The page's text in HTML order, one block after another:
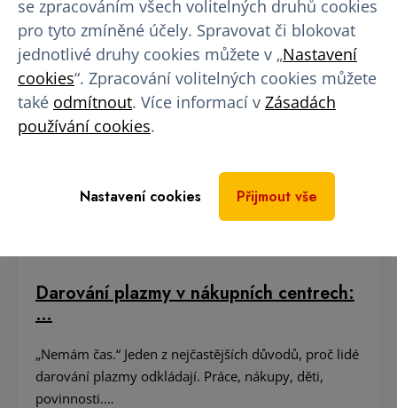
Darování plazmy v nákupních centrech:
…
„Nemám čas.“ Jeden z nejčastějších důvodů, proč lidé
darování plazmy odkládají. Práce, nákupy, děti,
povinnosti.…
se zpracováním všech volitelných druhů cookies
pro tyto zmíněné účely. Spravovat či blokovat
jednotlivé druhy cookies můžete v „Nastavení
cookies“. Zpracování volitelných cookies můžete
také odmítnout. Více informací v Zásadách
používání cookies.
Nastavení cookies Přijmout vše